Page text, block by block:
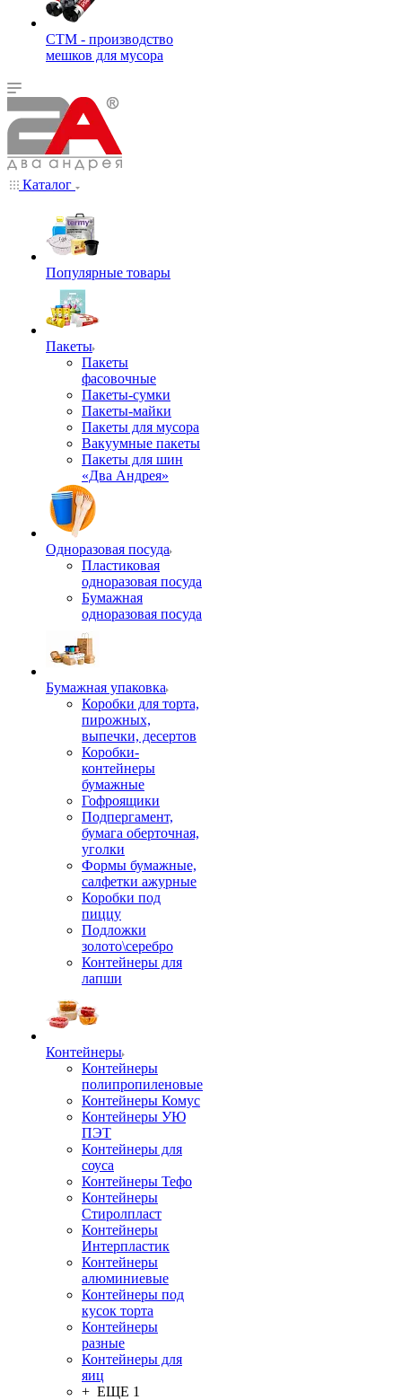
СТМ - производство
мешков для мусора
Каталог
Популярные товары
Пакеты
Пакеты
фасовочные
Пакеты-сумки
Пакеты-майки
Пакеты для мусора
Вакуумные пакеты
Пакеты для шин
«Два Андрея»
Одноразовая посуда
Пластиковая
одноразовая посуда
Бумажная
одноразовая посуда
Бумажная упаковка
Коробки для торта,
пирожных,
выпечки, десертов
Коробки-
контейнеры
бумажные
Гофроящики
Подпергамент,
бумага оберточная,
уголки
Формы бумажные,
салфетки ажурные
Коробки под
пиццу
Подложки
золото\серебро
Контейнеры для
лапши
Контейнеры
Контейнеры
полипропиленовые
Контейнеры Комус
Контейнеры УЮ
ПЭТ
Контейнеры для
соуса
Контейнеры Тефо
Контейнеры
Стиролпласт
Контейнеры
Интерпластик
Контейнеры
алюминиевые
Контейнеры под
кусок торта
Контейнеры
разные
Контейнеры для
яиц
+ ЕЩЕ 1